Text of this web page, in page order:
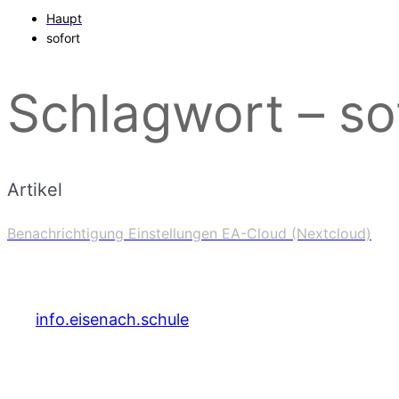
Haupt
sofort
Schlagwort –
Artikel
Benachrichtigung Einstellungen EA-Cloud (Nextcloud)
info.eisenach.schule